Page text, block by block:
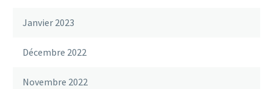
Janvier 2023
Décembre 2022
Novembre 2022